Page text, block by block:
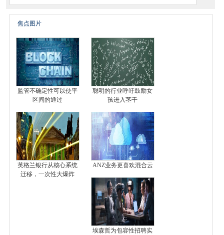
焦点图片
监管不确定性可以使平
区间的通过
聪明的行业呼吁鼓励女
孩进入茎干
英格兰银行从核心系统
迁移，一次性大爆炸
ANZ业务更喜欢混合云
埃森哲为包容性招聘实